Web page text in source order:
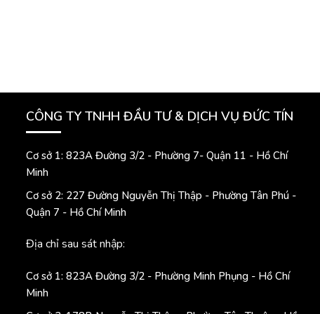
CÔNG TY TNHH ĐẦU TƯ & DỊCH VỤ ĐỨC TÍN
Cơ sở 1: 823A Đường 3/2 - Phường 7- Quận 11 - Hồ Chí
Minh
Cơ sở 2: 227 Đường Nguyễn Thị Thập - Phường Tân Phú -
Quận 7 - Hồ Chí Minh
Địa chỉ sau sát nhập:
Cơ sở 1: 823A Đường 3/2 - Phường Minh Phụng - Hồ Chí
Minh